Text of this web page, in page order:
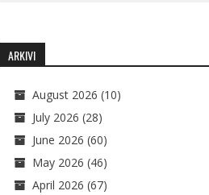
ARKIVI
August 2026 (10)
July 2026 (28)
June 2026 (60)
May 2026 (46)
April 2026 (67)